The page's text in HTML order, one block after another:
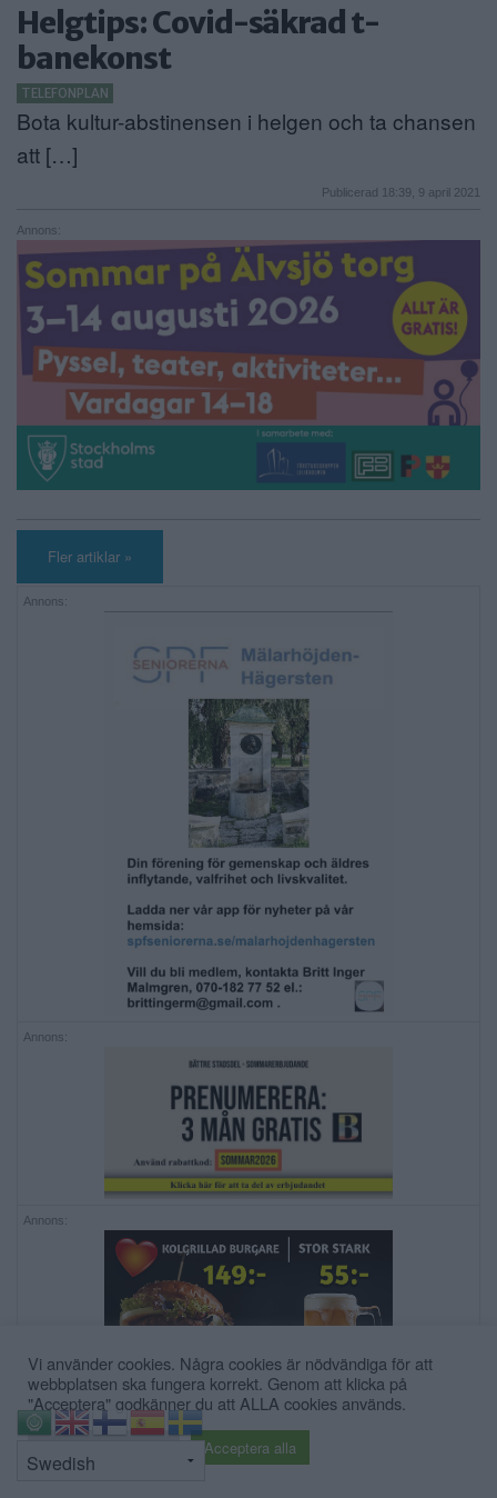
Helgtips: Covid-säkrad t-
banekonst
TELEFONPLAN
Bota kultur-abstinensen i helgen och ta chansen
att […]
Publicerad 18:39, 9 april 2021
Annons:
Fler artiklar »
Annons:
Annons:
Annons:
Annons:
Vi använder cookies. Några cookies är nödvändiga för att
webbplatsen ska fungera korrekt. Genom att klicka på
"Acceptera" godkänner du att ALLA cookies används.
Acceptera alla